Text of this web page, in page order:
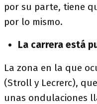
por su parte, tiene
por lo mismo.
La carrera está
La zona en la que
(Stroll y Lecrerc),
unas ondulaciones